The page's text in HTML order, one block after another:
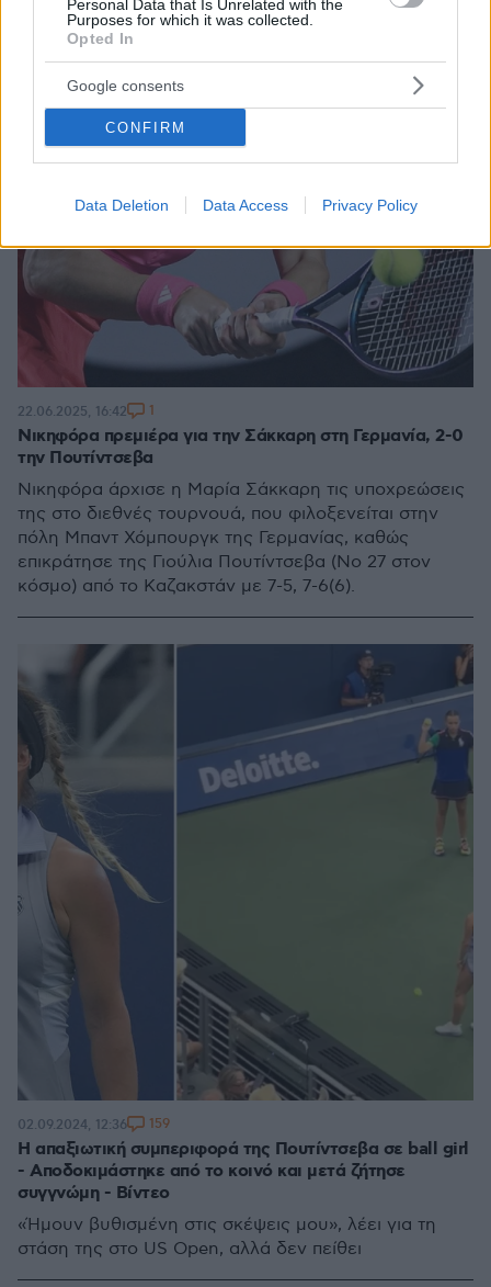
Personal Data that Is Unrelated with the
Purposes for which it was collected.
Opted In
Google consents
CONFIRM
Data Deletion Data Access Privacy Policy
Νικηφόρα πρεμιέρα για την Σάκκαρη στη Γερμανία, 2-0
την Πουτίντσεβα
Νικηφόρα άρχισε η Μαρία Σάκκαρη τις υποχρεώσεις
της στο διεθνές τουρνουά, που φιλοξενείται στην
πόλη Μπαντ Χόμπουργκ της Γερμανίας, καθώς
επικράτησε της Γιούλια Πουτίντσεβα (Νο 27 στον
κόσμο) από το Καζακστάν με 7-5, 7-6(6).
22.06.2025, 16:42 1
Η απαξιωτική συμπεριφορά της Πουτίντσεβα σε ball girl
- Αποδοκιμάστηκε από το κοινό και μετά ζήτησε
συγγνώμη - Βίντεο
«Ήμουν βυθισμένη στις σκέψεις μου», λέει για τη
στάση της στο US Open, αλλά δεν πείθει
02.09.2024, 12:36 159